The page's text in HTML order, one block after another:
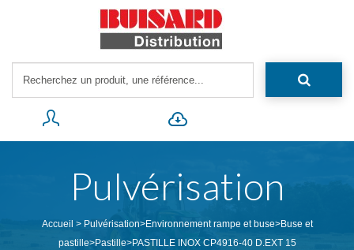
Pulvérisation
Accueil > Pulvérisation>Environnement rampe et buse>Buse et
pastille>Pastille>PASTILLE INOX CP4916-40 D.EXT 15